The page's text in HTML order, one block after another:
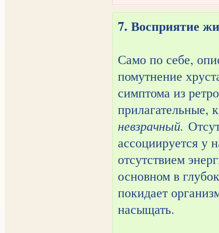
7. Восприятие
Само по себе,
помутнение
симптома из
прилагательные,
невзрачный.
ассоциируется у
отсутствием
основном в
покидает
насыщать.